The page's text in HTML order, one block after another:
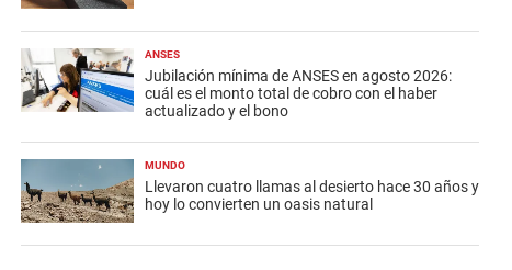
ANSES
Jubilación mínima de ANSES en agosto 2026:
cuál es el monto total de cobro con el haber
actualizado y el bono
MUNDO
Llevaron cuatro llamas al desierto hace 30 años y
hoy lo convierten un oasis natural